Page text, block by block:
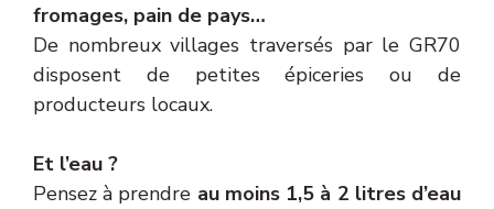
fromages, pain de pays…
De nombreux villages traversés par le GR70
disposent de petites épiceries ou de
producteurs locaux.
Et l’eau ?
Pensez à prendre au moins 1,5 à 2 litres d’eau